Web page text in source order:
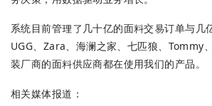
系统目前管理了⼏十亿的⾯料交易订单与几
UGG、Zara、海澜之家、七匹狼、Tommy
装厂商的面料供应商都在使用我们的产品。
相关媒体报道：